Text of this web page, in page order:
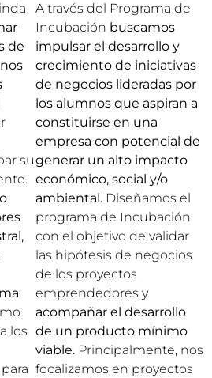
de
su
los
A través del Programa de
Incubación buscamos
impulsar el desarrollo y
crecimiento de iniciativas
de negocios lideradas por
los alumnos que aspiran a
constituirse en una
empresa con potencial de
generar un alto impacto
económico, social y/o
ambiental. Diseñamos el
programa de Incubación
con el objetivo de validar
las hipótesis de negocios
de los proyectos
emprendedores y
acompañar el desarrollo
de un producto mínimo
viable. Principalmente, nos
focalizamos en proyectos